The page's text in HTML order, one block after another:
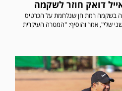
דואק חוזר לשקמה
שנייה בשקמה רמת חן שנלחמת על הכרטיס
שלי", אמר והוסיף: "המטרה העיקרית